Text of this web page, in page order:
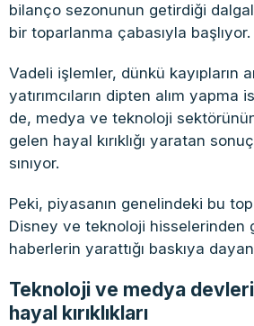
bilanço sezonunun getirdiği
bir toparlanma çabasıyla başlıyor.
Vadeli işlemler, dünkü kayıpların
yatırımcıların dipten alım yapma
de, medya ve teknoloji
gelen hayal kırıklığı yaratan
sınıyor.
Peki, piyasanın genelindeki bu
Disney ve teknoloji hisselerinden
haberlerin yarattığı baskıya
Teknoloji ve medya
hayal kırıklıkları